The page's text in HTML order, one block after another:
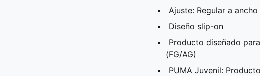
Ajuste: Regular a ancho
Diseño slip-on
Producto diseñado
(FG/AG)
PUMA Juvenil: